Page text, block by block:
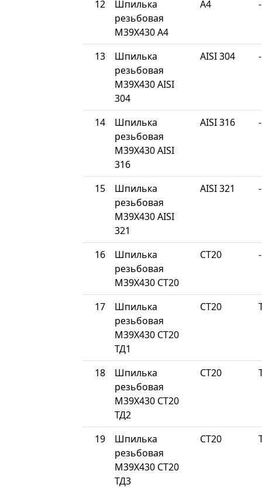
12
Шпилька
резьбовая
М39Х430 A4
A4 -
13
Шпилька
резьбовая
М39Х430 AISI
304
AISI 304 -
14
Шпилька
резьбовая
М39Х430 AISI
316
AISI 316 -
15
Шпилька
резьбовая
М39Х430 AISI
321
AISI 321 -
16
Шпилька
резьбовая
М39Х430 СТ20
СТ20 -
17
Шпилька
резьбовая
М39Х430 СТ20
ТД1
СТ20
18
Шпилька
резьбовая
М39Х430 СТ20
ТД2
СТ20
19
Шпилька
резьбовая
М39Х430 СТ20
ТД3
СТ20